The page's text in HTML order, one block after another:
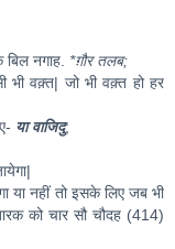
नगाह. *ग़ौर तलब;
वक़्त| जो भी वक़्त हो हर
या वाजिदु;
या नहीं तो इसके लिए जब भी
को चार सौ चौदह (414)